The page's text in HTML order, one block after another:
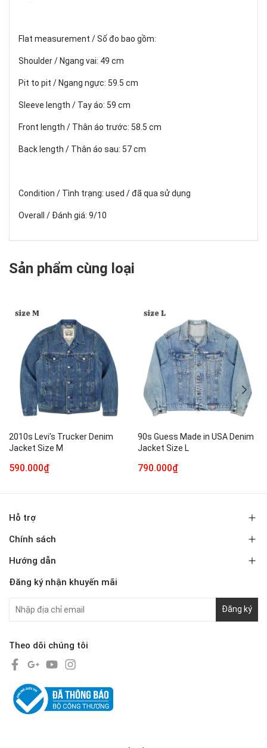
Flat measurement / Số đo bao gồm:
Shoulder / Ngang vai: 49 cm
Pit to pit / Ngang ngực: 59.5 cm
Sleeve length / Tay áo: 59 cm
Front length / Thân áo trước: 58.5 cm
Back length / Thân áo sau: 57 cm
Condition / Tình trạng: used / đã qua sử dụng
Overall / Đánh giá: 9/10
Sản phẩm cùng loại
2010s Levi's Trucker Denim
Jacket Size M
590.000₫
90s Guess Made in USA Denim
Jacket Size L
790.000₫
Hỗ trợ
Chính sách
Hướng dẫn
Đăng ký nhận khuyến mãi
Đăng ký
Theo dõi chúng tôi